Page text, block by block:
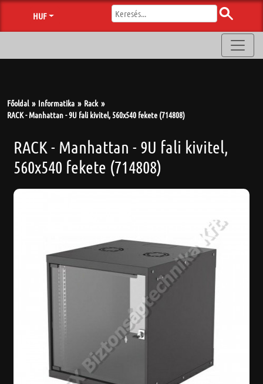
HUF
Főoldal Informatika
Rack
RACK - Manhattan - 9U fali kivitel, 560x540 fekete (714808)
RACK - Manhattan - 9U fali kivitel,
560x540 fekete (714808)